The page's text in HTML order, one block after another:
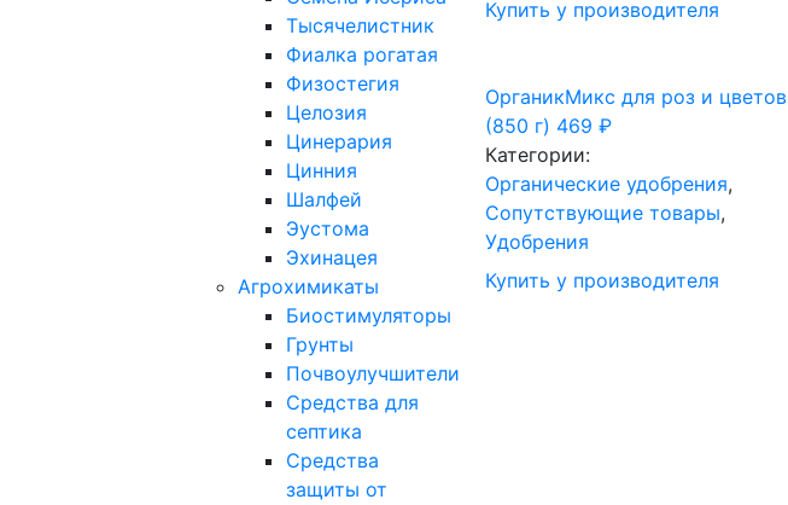
Тысячелистник
Фиалка рогатая
Физостегия
Целозия
Цинерария
Цинния
Шалфей
Эустома
Эхинацея
Агрохимикаты
Биостимуляторы
Грунты
Почвоулучшители
Средства для
септика
Средства
защиты от
Купить у производителя
ОрганикМикс для роз и цветов
(850 г) 469 ₽
Категории:
Органические удобрения,
Сопутствующие товары,
Удобрения
Купить у производителя